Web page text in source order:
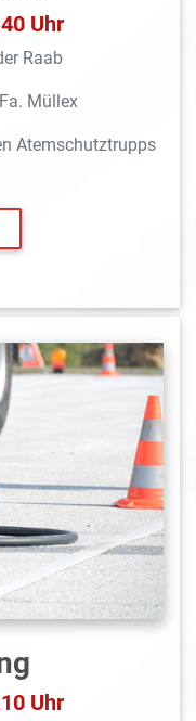
Uhr
Raab
Müllex
Atemschutztrupps
Uhr